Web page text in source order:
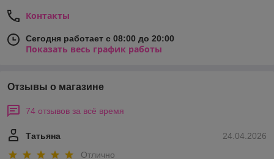
Контакты
Сегодня работает с 08:00 до 20:00
Показать весь график работы
Отзывы о магазине
74 отзывов за всё время
24.04.2026
Татьяна
Отлично